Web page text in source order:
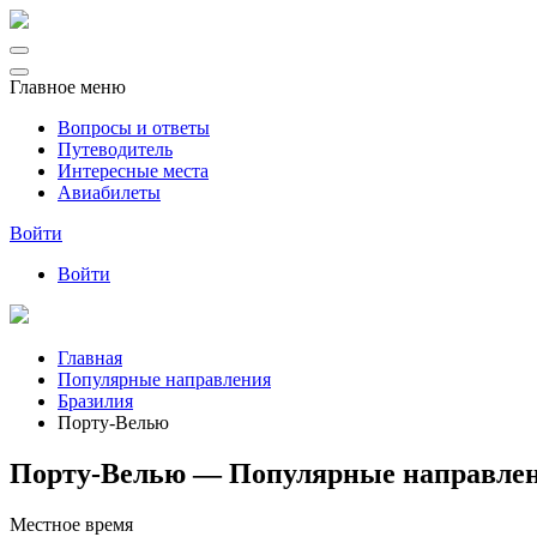
Главное меню
Вопросы и ответы
Путеводитель
Интересные места
Авиабилеты
Войти
Войти
Главная
Популярные направления
Бразилия
Порту-Велью
Порту-Велью — Популярные
Местное время